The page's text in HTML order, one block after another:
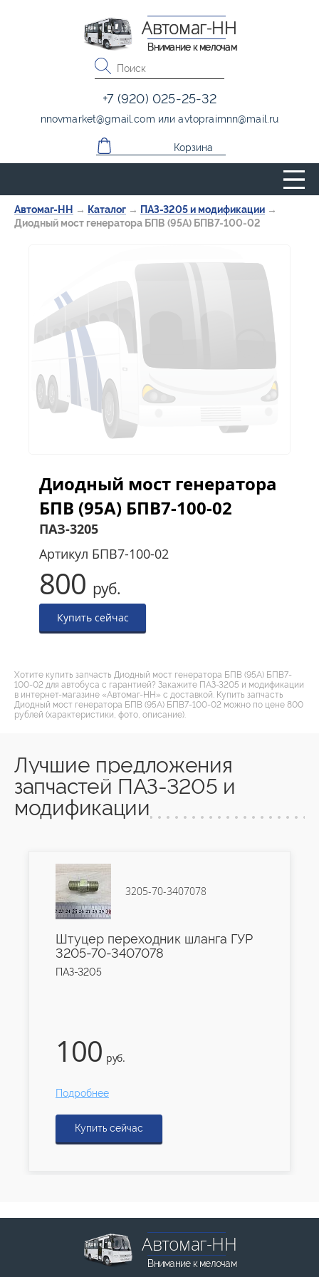
Автомаг-НН → Каталог → ПАЗ-3205 и модификации →
Диодный мост генератора БПВ (95А) БПВ7-100-02
Диодный мост генератора
БПВ (95А) БПВ7-100-02
ПАЗ-3205
Артикул БПВ7-100-02
800 руб.
Купить сейчас
Хотите купить запчасть Диодный мост генератора БПВ (95А) БПВ7-
100-02 для автобуса с гарантией? Закажите ПАЗ-3205 и модификации
в интернет-магазине «Автомаг-НН» с доставкой. Купить запчасть
Диодный мост генератора БПВ (95А) БПВ7-100-02 можно по цене 800
рублей (характеристики, фото, описание).
Лучшие предложения
запчастей ПАЗ-3205 и
модификации
3205-70-3407078
Штуцер переходник шланга ГУР
3205-70-3407078
ПАЗ-3205
100 руб.
Подробнее
Купить сейчас
Автомаг-НН
Внимание к мелочам
Автомаг-НН
Внимание к мелочам
+7 (920) 025-25-32
nnovmarket@gmail.com илиavtopraimnn@mail.ru
Корзина